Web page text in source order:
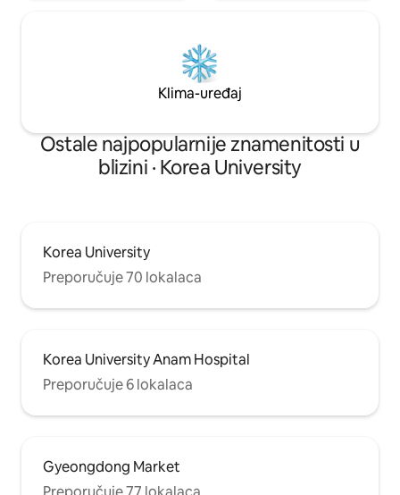
Klima-uređaj
Ostale najpopularnije znamenitosti u
blizini · Korea University
Korea University
Preporučuje 70 lokalaca
Korea University Anam Hospital
Preporučuje 6 lokalaca
Gyeongdong Market